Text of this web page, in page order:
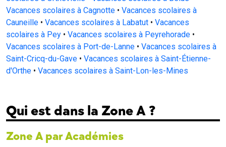
Vacances scolaires à Cagnotte • Vacances scolaires à
Cauneille • Vacances scolaires à Labatut • Vacances
scolaires à Pey • Vacances scolaires à Peyrehorade •
Vacances scolaires à Port-de-Lanne • Vacances scolaires à
Saint-Cricq-du-Gave • Vacances scolaires à Saint-Étienne-
d'Orthe • Vacances scolaires à Saint-Lon-les-Mines
Qui est dans la Zone A ?
Zone A par Académies